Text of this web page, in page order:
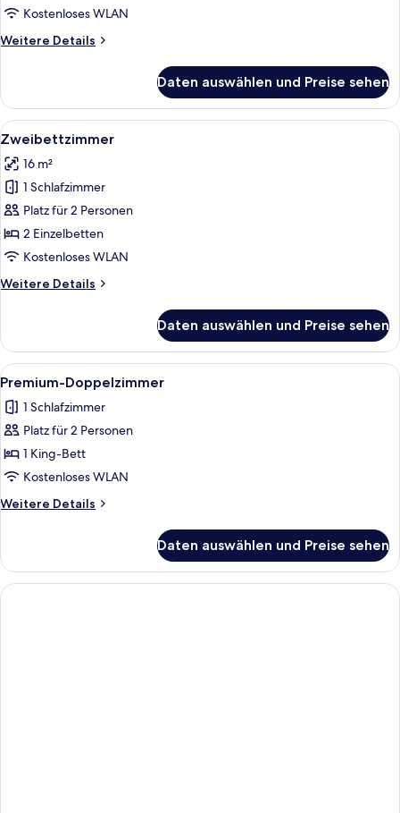
Kostenloses WLAN
Weitere Details
Weitere
Daten auswählen und Preise sehen
Alle
Fotos
für
Zweibettzimmer
anzeigen
Zweibettzimmer | Schreibtisch,
4
Zweibettzimmer
16 m²
1 Schlafzimmer
Platz für 2 Personen
2 Einzelbetten
Kostenloses WLAN
Weitere Details
Weitere
Daten auswählen und Preise sehen
Alle
Fotos
für
Premium-
Doppelzimmer
anzeigen
Premium-Doppelzimmer |
3
Premium-Doppelzimmer
1 Schlafzimmer
Platz für 2 Personen
1 King-Bett
Kostenloses WLAN
Weitere Details
Weitere
Doppelzimmer
Daten auswählen und Preise sehen